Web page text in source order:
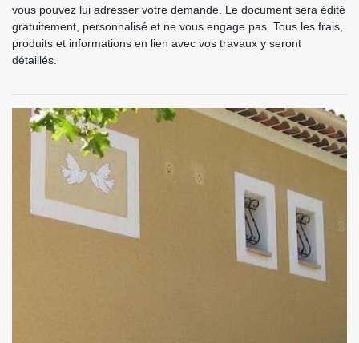
vous pouvez lui adresser votre demande. Le document sera édité
gratuitement, personnalisé et ne vous engage pas. Tous les frais,
produits et informations en lien avec vos travaux y seront
détaillés.